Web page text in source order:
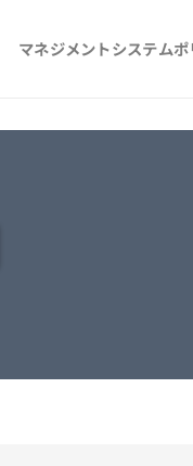
マネジメントシステム